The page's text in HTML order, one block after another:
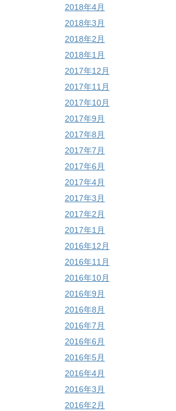
2018年4月
2018年3月
2018年2月
2018年1月
2017年12月
2017年11月
2017年10月
2017年9月
2017年8月
2017年7月
2017年6月
2017年4月
2017年3月
2017年2月
2017年1月
2016年12月
2016年11月
2016年10月
2016年9月
2016年8月
2016年7月
2016年6月
2016年5月
2016年4月
2016年3月
2016年2月